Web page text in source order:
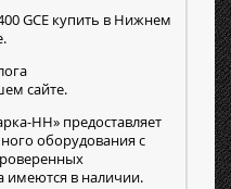
GCE купить в Нижнем
сайте.
НН» предоставляет
оборудования с
имеются в наличии.